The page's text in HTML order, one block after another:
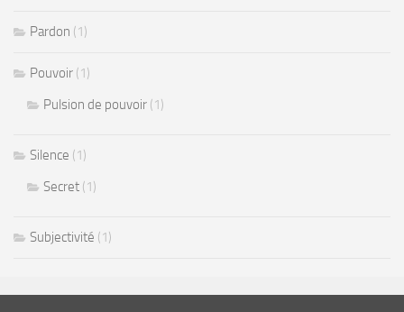
Pardon (1)
Pouvoir (1)
Pulsion de pouvoir (1)
Silence (1)
Secret (1)
Subjectivité (1)